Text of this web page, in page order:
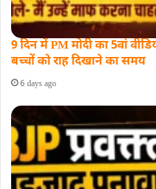
9 दिन में PM मोदी का 5वां
बच्चों को राह दिखाने का समय
6 days ago